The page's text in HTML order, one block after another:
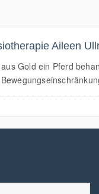
Aileen
Gold ein Pferd